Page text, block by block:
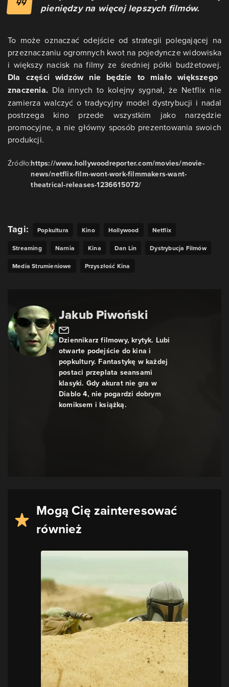
pieniędzy na więcej lepszych filmów.
To może oznaczać odejście od strategii polegającej na
przeznaczaniu ogromnych kwot na pojedyncze widowiska
i większy nacisk na filmy ze średniej półki budżetowej.
Dla części widzów nie będzie to miało większego
znaczenia. Dla innych to kolejny sygnał, że Netflix nie
zamierza walczyć o tradycyjny model dystrybucji i nadal
postrzega kino przede wszystkim jako narzędzie
promocyjne, a nie główny sposób prezentowania swoich
produkcji.
Źródło:https://www.hollywoodreporter.com/movies/movie-
news/netflix-film-wont-work-filmmakers-want-
theatrical-releases-1236615072/
Tagi: Popkultura Kino Hollywood
Netflix
Streaming
Narnia Kina Dan Lin
Dystrybucja Filmów
Media Strumieniowe
Przyszłość Kina
Jakub Piwoński
Dziennikarz filmowy, krytyk. Lubi
otwarte podejście do kina i
popkultury. Fantastykę w każdej
postaci przeplata seansami
klasyki. Gdy akurat nie gra w
Diablo 4, nie pogardzi dobrym
komiksem i książką.
Mogą Cię zainteresować
również